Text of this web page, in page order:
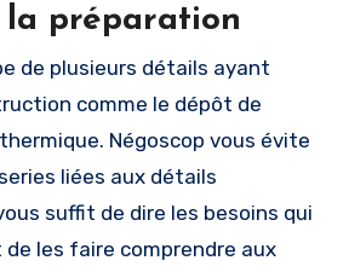
la préparation
de plusieurs détails ayant
comme le dépôt de
Négoscop vous évite
liées aux détails
suffit de dire les besoins qui
les faire comprendre aux